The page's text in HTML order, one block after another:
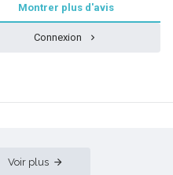
Montrer plus d'avis
Connexion
Voir plus